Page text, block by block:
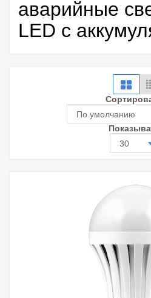
аварийные
LED с
По умолчанию
30